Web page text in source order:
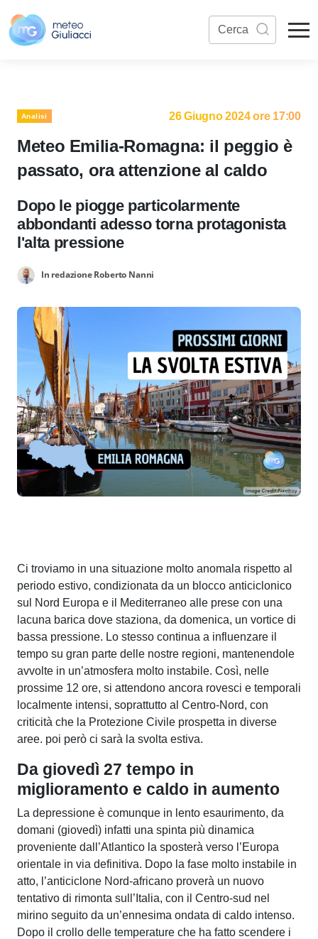
Analisi 26 Giugno 2024 ore 17:00
Meteo Emilia-Romagna: il peggio è
passato, ora attenzione al caldo
Dopo le piogge particolarmente
abbondanti adesso torna protagonista
l'alta pressione
In redazione Roberto Nanni
Ci troviamo in una situazione molto anomala rispetto al
periodo estivo, condizionata da un blocco anticiclonico
sul Nord Europa e il Mediterraneo alle prese con una
lacuna barica dove staziona, da domenica, un vortice di
bassa pressione. Lo stesso continua a influenzare il
tempo su gran parte delle nostre regioni, mantenendole
avvolte in un’atmosfera molto instabile. Così, nelle
prossime 12 ore, si attendono ancora rovesci e temporali
localmente intensi, soprattutto al Centro-Nord, con
criticità che la Protezione Civile prospetta in diverse
aree. poi però ci sarà la svolta estiva.
Da giovedì 27 tempo in
miglioramento e caldo in aumento
La depressione è comunque in lento esaurimento, da
domani (giovedì) infatti una spinta più dinamica
proveniente dall’Atlantico la sposterà verso l’Europa
orientale in via definitiva. Dopo la fase molto instabile in
atto, l’anticiclone Nord-africano proverà un nuovo
tentativo di rimonta sull’Italia, con il Centro-sud nel
mirino seguito da un’ennesima ondata di caldo intenso.
Dopo il crollo delle temperature che ha fatto scendere i